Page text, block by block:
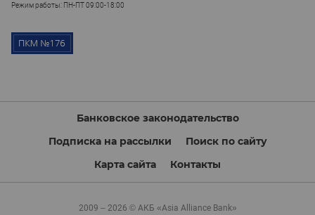
Режим работы: ПН-ПТ 09:00-18:00
Банковское законодательство
Подписка на рассылки
Поиск по сайту
Карта сайта
Контакты
2009 – 2026 © АКБ «Asia Alliance Bank»